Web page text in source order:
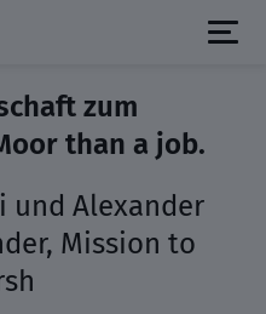
zum
than a job.
und Alexander
Mission to